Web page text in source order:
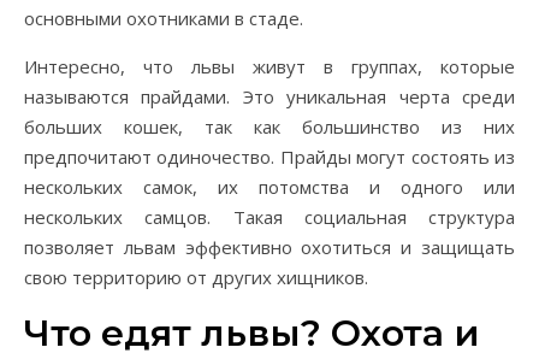
основными охотниками в стаде.
Интересно, что львы живут в группах, которые
называются прайдами. Это уникальная черта среди
больших кошек, так как большинство из них
предпочитают одиночество. Прайды могут состоять из
нескольких самок, их потомства и одного или
нескольких самцов. Такая социальная структура
позволяет львам эффективно охотиться и защищать
свою территорию от других хищников.
Что едят львы? Охота и